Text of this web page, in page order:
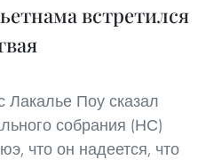
встретился
Лакалье Поу сказал
собрания (НС)
что он надеется, что